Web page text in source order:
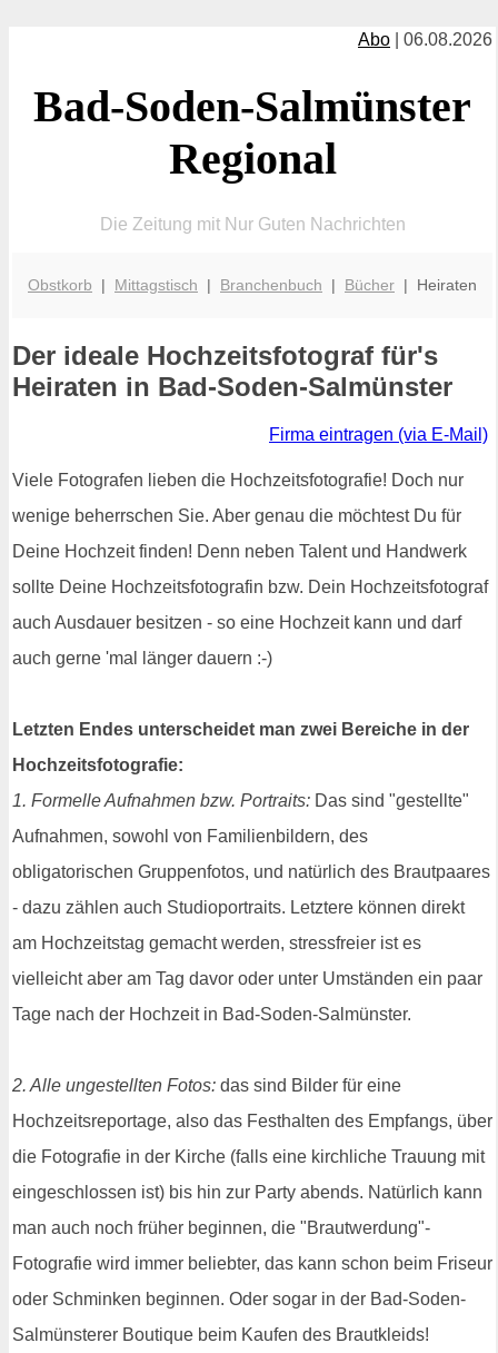
Abo | 06.08.2026
Bad-Soden-Salmünster
Regional
Die Zeitung mit Nur Guten Nachrichten
Obstkorb | Mittagstisch | Branchenbuch | Bücher | Heiraten
Der ideale Hochzeitsfotograf für's
Heiraten in Bad-Soden-Salmünster
Firma eintragen (via E-Mail)
Viele Fotografen lieben die Hochzeitsfotografie! Doch nur
wenige beherrschen Sie. Aber genau die möchtest Du für
Deine Hochzeit finden! Denn neben Talent und Handwerk
sollte Deine Hochzeitsfotografin bzw. Dein Hochzeitsfotograf
auch Ausdauer besitzen - so eine Hochzeit kann und darf
auch gerne 'mal länger dauern :-)
Letzten Endes unterscheidet man zwei Bereiche in der
Hochzeitsfotografie:
1. Formelle Aufnahmen bzw. Portraits: Das sind "gestellte"
Aufnahmen, sowohl von Familienbildern, des
obligatorischen Gruppenfotos, und natürlich des Brautpaares
- dazu zählen auch Studioportraits. Letztere können direkt
am Hochzeitstag gemacht werden, stressfreier ist es
vielleicht aber am Tag davor oder unter Umständen ein paar
Tage nach der Hochzeit in Bad-Soden-Salmünster.
2. Alle ungestellten Fotos: das sind Bilder für eine
Hochzeitsreportage, also das Festhalten des Empfangs, über
die Fotografie in der Kirche (falls eine kirchliche Trauung mit
eingeschlossen ist) bis hin zur Party abends. Natürlich kann
man auch noch früher beginnen, die "Brautwerdung"-
Fotografie wird immer beliebter, das kann schon beim Friseur
oder Schminken beginnen. Oder sogar in der Bad-Soden-
Salmünsterer Boutique beim Kaufen des Brautkleids!